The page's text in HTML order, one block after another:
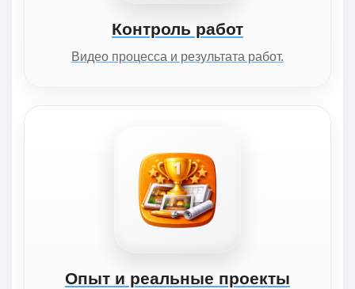
Контроль работ
Видео процесса и результата работ.
Опыт и реальные проекты